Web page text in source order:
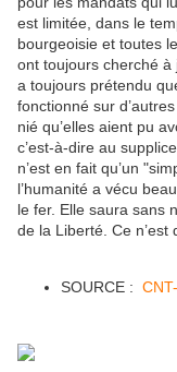
est limitée, dans le
bourgeoisie et toutes
ont toujours cherché
a toujours prétendu
fonctionné sur
nié qu’elles aient pu
c’est-à-dire au
n’est en fait qu’un
l’humanité a vécu
le fer. Elle saura sans
de la Liberté. Ce n’est
SOURCE :